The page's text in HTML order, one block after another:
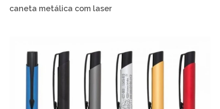
caneta metálica com laser